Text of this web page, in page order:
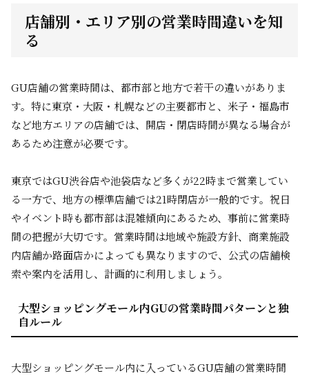
店舗別・エリア別の営業時間違いを知
る
GU店舗の営業時間は、都市部と地方で若干の違いがありま
す。特に東京・大阪・札幌などの主要都市と、米子・福島市
など地方エリアの店舗では、開店・閉店時間が異なる場合が
あるため注意が必要です。
東京ではGU渋谷店や池袋店など多くが22時まで営業してい
る一方で、地方の標準店舗では21時閉店が一般的です。祝日
やイベント時も都市部は混雑傾向にあるため、事前に営業時
間の把握が大切です。営業時間は地域や施設方針、商業施設
内店舗か路面店かによっても異なりますので、公式の店舗検
索や案内を活用し、計画的に利用しましょう。
大型ショッピングモール内GUの営業時間パターンと独
自ルール
大型ショッピングモール内に入っているGU店舗の営業時間